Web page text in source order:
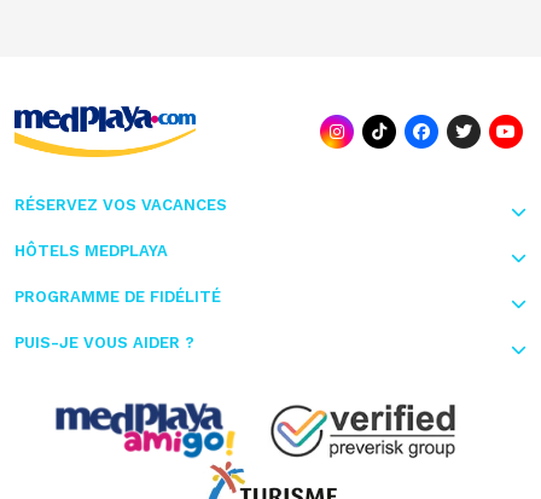
RÉSERVEZ VOS VACANCES
HÔTELS MEDPLAYA
PROGRAMME DE FIDÉLITÉ
PUIS-JE VOUS AIDER ?